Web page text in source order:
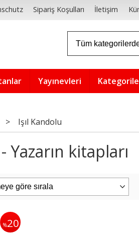
Sipariş Koşulları İletişim
Yayınevleri
> Işıl Kandolu
Yazarın kitapları
%20